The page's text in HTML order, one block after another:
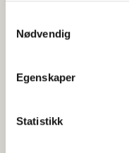
Nødvendig
Egenskaper
Statistikk